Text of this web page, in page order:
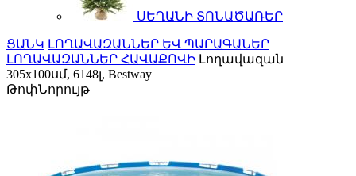
ՍԵՂԱՆԻ ՏՈՆԱԾԱՌԵՐ
ՑԱՆԿ ԼՈՂԱՎԱԶԱՆՆԵՐ ԵՎ ՊԱՐԱԳԱՆԵՐ
ԼՈՂԱՎԱԶԱՆՆԵՐ ՀԱՎԱՔՈՎԻ Լողավազան
305x100սմ, 6148լ, Bestway
ԹոփՆորույթ